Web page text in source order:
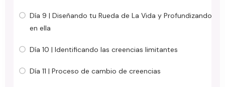
Día 9 | Diseñando tu Rueda de La Vida y Profundizando
en ella
Día 10 | Identificando las creencias limitantes
Día 11 | Proceso de cambio de creencias